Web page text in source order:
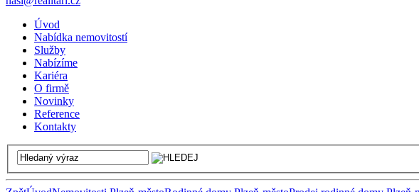
Úvod
Nabídka nemovitostí
Služby
Nabízíme
Kariéra
O firmě
Novinky
Reference
Kontakty